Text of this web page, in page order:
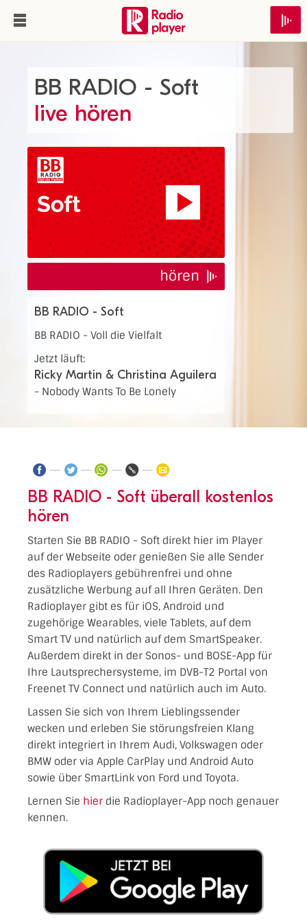
BB RADIO - Soft
live hören
hören
BB RADIO - Soft
BB RADIO - Voll die Vielfalt
Jetzt läuft:
Ricky Martin & Christina Aguilera
- Nobody Wants To Be Lonely
BB RADIO - Soft überall kostenlos
hören
Starten Sie BB RADIO - Soft direkt hier im Player
auf der Webseite oder genießen Sie alle Sender
des Radioplayers gebührenfrei und ohne
zusätzliche Werbung auf all Ihren Geräten. Den
Radioplayer gibt es für iOS, Android und
zugehörige Wearables, viele Tablets, auf dem
Smart TV und natürlich auf dem SmartSpeaker.
Außerdem direkt in der Sonos- und BOSE-App für
Ihre Lautsprechersysteme, im DVB-T2 Portal von
Freenet TV Connect und natürlich auch im Auto.
Lassen Sie sich von Ihrem Lieblingssender
wecken und erleben Sie störungsfreien Klang
direkt integriert in Ihrem Audi, Volkswagen oder
BMW oder via Apple CarPlay und Android Auto
sowie über SmartLink von Ford und Toyota.
Lernen Sie hier die Radioplayer-App noch genauer
kennen.